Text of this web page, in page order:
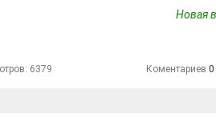
Новая
6379 Коментариев 0